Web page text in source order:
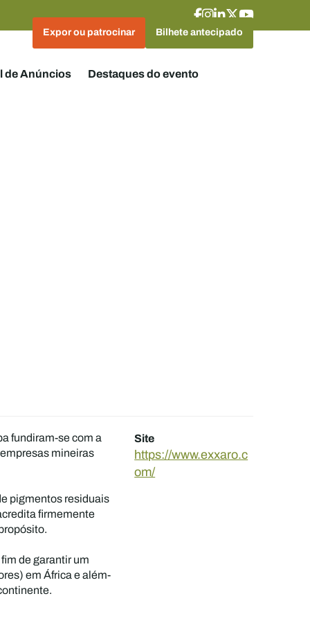
Expor ou patrocinar Bilhete antecipado
de Anúncios Destaques do evento
fundiram-se com a
mineiras
pigmentos residuais
firmemente
de garantir um
em África e além-
Site
https://www.exxaro.c
om/